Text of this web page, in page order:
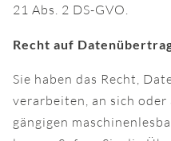
21 Abs. 2 DS-GVO.
Recht auf
Sie haben das Recht,
verarbeiten, an sich
gängigen